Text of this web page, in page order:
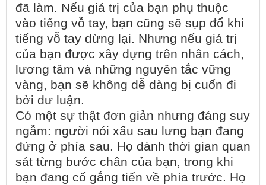
đã làm. Nếu giá trị của bạn phụ thuộc
vào tiếng vỗ tay, bạn cũng sẽ sụp đổ khi
tiếng vỗ tay dừng lại. Nhưng nếu giá trị
của bạn được xây dựng trên nhân cách,
lương tâm và những nguyên tắc vững
vàng, bạn sẽ không dễ dàng bị cuốn đi
bởi dư luận.
Có một sự thật đơn giản nhưng đáng suy
ngẫm: người nói xấu sau lưng bạn đang
đứng ở phía sau. Họ dành thời gian quan
sát từng bước chân của bạn, trong khi
bạn đang cố gắng tiến về phía trước. Họ